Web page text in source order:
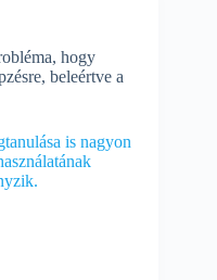
hogy
beleértve a
is nagyon